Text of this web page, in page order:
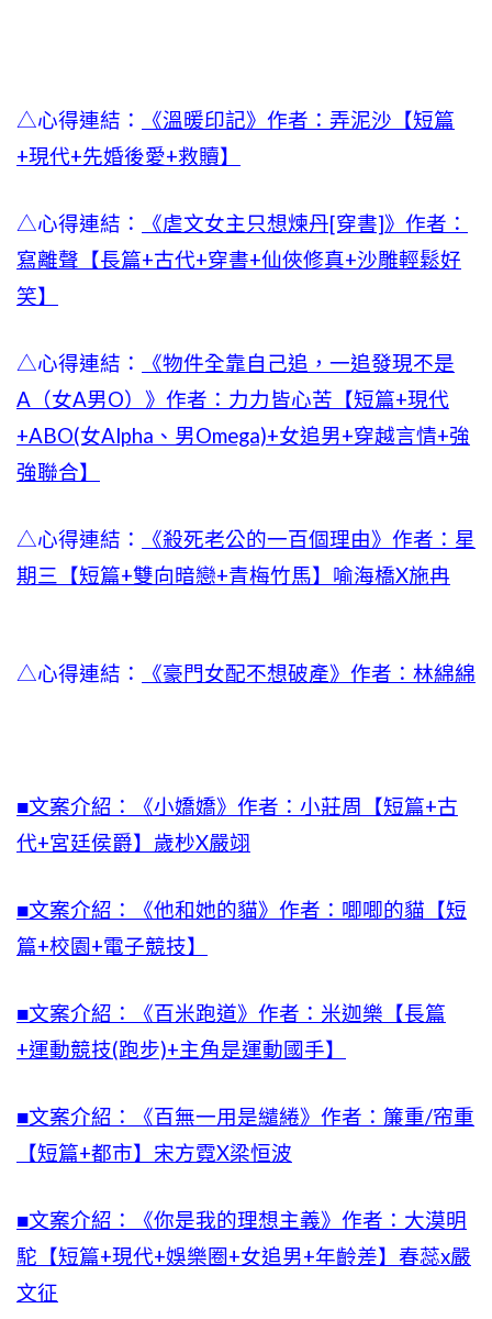
△心得連結：
《溫暖印記》作者：弄泥沙【短篇
+現代+先婚後愛+救贖】
△心得連結：
《虐文女主只想煉丹[穿書]》作者：
寫離聲【長篇+古代+穿書+仙俠修真+沙雕輕鬆好
笑】
△心得連結：
《物件全靠自己追，一追發現不是
A（女A男O）》作者：力力皆心苦【短篇+現代
+ABO(女Alpha、男Omega)+女追男+穿越言情+強
強聯合】
△心得連結：
《殺死老公的一百個理由》作者：星
期三【短篇+雙向暗戀+青梅竹馬】喻海橋X施冉
△心得連結： 《豪門女配不想破產》作者：林綿綿
■文案介紹：《小嬌嬌》作者：小莊周【短篇+古
代+宮廷侯爵】歲杪X嚴翊
■文案介紹：《他和她的貓》作者：唧唧的貓【短
篇+校園+電子競技】
■文案介紹：《百米跑道》作者：米迦樂【長篇
+運動競技(跑步)+主角是運動國手】
■文案介紹：《百無一用是繾綣》作者：簾重/帘重
【短篇+都市】宋方霓X梁恒波
■文案介紹：《你是我的理想主義》作者：大漠明
駝【短篇+現代+娛樂圈+女追男+年齡差】春蕊x嚴
文征